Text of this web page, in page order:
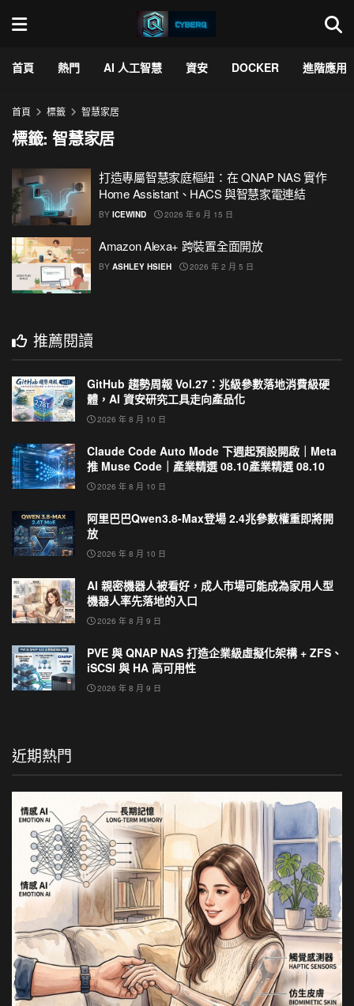
首頁 熱門 AI 人工智慧 資安 DOCKER 進階應用
首頁 標籤 智慧家居
標籤:智慧家居
打造專屬智慧家庭樞紐：在 QNAP NAS 實作
Home Assistant、HACS 與智慧家電連結
BY ICEWIND 2026 年 6 月 15 日
Amazon Alexa+ 跨裝置全面開放
BY ASHLEY HSIEH 2026 年 2 月 5 日
推薦閱讀
GitHub 趨勢周報 Vol.27：兆級參數落地消費級硬
體，AI 資安研究工具走向產品化
2026 年 8 月 10 日
Claude Code Auto Mode 下週起預設開啟｜Meta
推 Muse Code｜產業精選 08.10產業精選 08.10
2026 年 8 月 10 日
阿里巴巴Qwen3.8-Max登場 2.4兆參數權重即將開
放
2026 年 8 月 10 日
AI 親密機器人被看好，成人市場可能成為家用人型
機器人率先落地的入口
2026 年 8 月 9 日
PVE 與 QNAP NAS 打造企業級虛擬化架構 + ZFS、
iSCSI 與 HA 高可用性
2026 年 8 月 9 日
近期熱門